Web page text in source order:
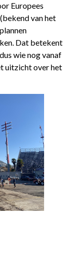
Europees
van het
Dat betekent
wie nog vanaf
uitzicht over het